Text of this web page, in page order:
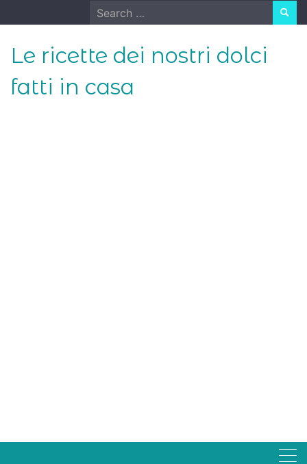
to
Search
for:
Le ricette dei nostri dolci
fatti in casa